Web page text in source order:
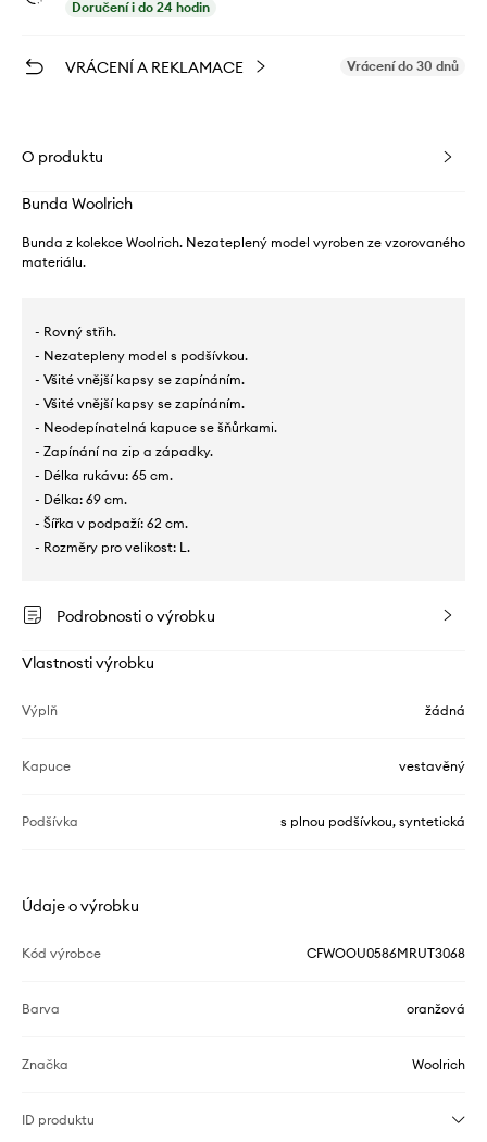
Doručení i do 24 hodin
VRÁCENÍ A REKLAMACE Vrácení do 30 dnů
O produktu
Bunda Woolrich
Bunda z kolekce Woolrich. Nezateplený model vyroben ze vzorovaného
materiálu.
- Rovný střih.
- Nezatepleny model s podšívkou.
- Všité vnější kapsy se zapínáním.
- Všité vnější kapsy se zapínáním.
- Neodepínatelná kapuce se šňůrkami.
- Zapínání na zip a západky.
- Délka rukávu: 65 cm.
- Délka: 69 cm.
- Šířka v podpaží: 62 cm.
- Rozměry pro velikost: L.
Podrobnosti o výrobku
Vlastnosti výrobku
Výplň žádná
Kapuce vestavěný
Podšívka s plnou podšívkou, syntetická
Údaje o výrobku
Kód výrobce CFWOOU0586MRUT3068
Barva oranžová
Značka Woolrich
ID produktu